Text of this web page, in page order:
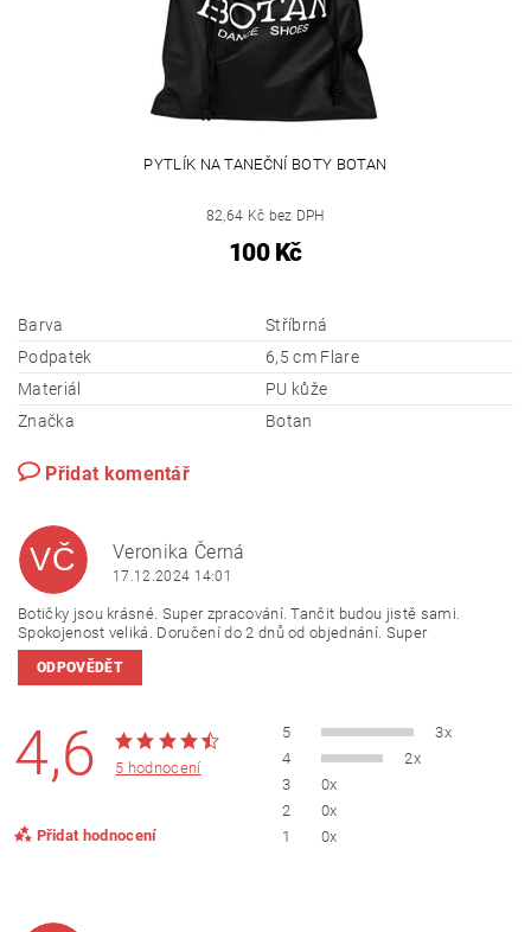
PYTLÍK NA TANEČNÍ BOTY BOTAN
82,64 Kč bez DPH
100 Kč
Barva
Stříbrná
Podpatek
6,5 cm Flare
Materiál
PU kůže
Značka
Botan
Přidat komentář
VČ Veronika Černá
17.12.2024 14:01
Botičky jsou krásné. Super zpracování. Tančit budou jistě sami.
Spokojenost veliká. Doručení do 2 dnů od objednání. Super
ODPOVĚDĚT
4,6 5 hodnocení
Přidat hodnocení
5
3x
4
2x
3
0x
2
0x
1
0x